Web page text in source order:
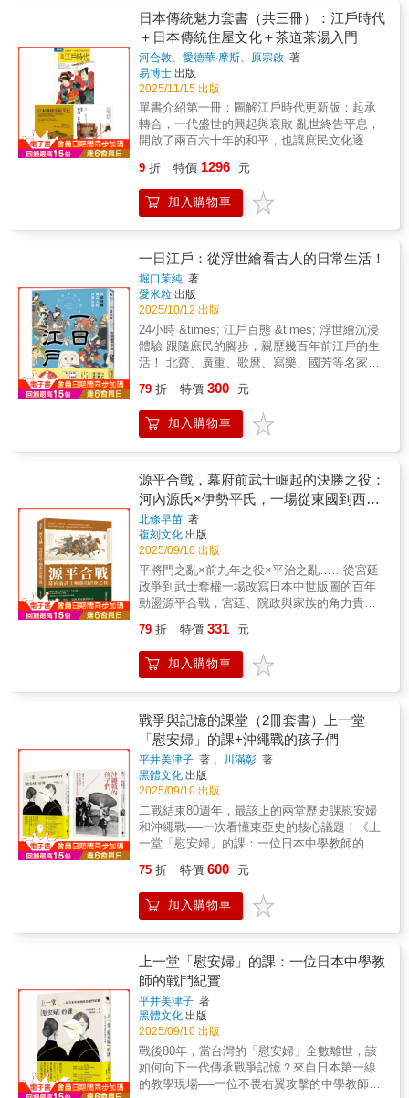
行的本真。【「當傳小習」的精神】如果你對
曖昧模糊的刻板印象感到疑惑，又或對徒具形
式的外在展現無法滿足，那麼就要從最根本的
理解著手。作者結合自身修行與教學經驗，將
古典劍術智慧轉化為當代語言，清楚呈現新當
流在現實生活中的應用價值。在日本傳統文化
中，「小習」一詞意指「入門教材」，含括所
需的先備知識與方法論，既能夠提供學習的架
構和步驟，也最能夠體現一門流儀的哲學起
點。而「當傳」一詞則表示，本書僅是一家之
立橫貫古今、恆常正確的論述。而是希望為當
代對日本劍術文化感興趣的人們，提供一本能
夠建立適切觀念的有用書籍，並期待邀請更多
對象】無論你是關注日本劍術、喜歡日本文
化、武術類哲學論述、茶道、禪修哲學，或尋
找內在秩序的現代人。【誠摯推薦】陸曼青︱
日本武術軼聞版主
懂圖表實例第一次穿越到日本戰國時代就上
手！ ►►►認識日本戰國，就從這本開始！
◄◄◄日本通譯案內士、日本戰國導遊月翔為
臺灣人量身打造的入門書。用膾炙人口的戰國
英雄故事作地基，大幅增補近年新說。帶你輕
鬆超越時空，重回數百年的英雄爭霸現場。吃
下這顆大補丸，對日本戰國時代的知識直追日
本高中生。★MIT臺灣製造的日本戰國入門書，
萬哏齊發，信手捻來！ ．聽過「樂市樂座」
關東名門陣線長達70年的大亂鬥，讓人直呼
「貴圈真亂」？．如果戰國時代有網軍的話，
秀吉一定是帶風向的高手！★踢爆戰國神話，
策」是明智光秀發動本能寺之變的最後一根稻
草？．為何民間盛傳「只有源氏才能擔任征夷
大將軍？」★2026年大河劇《豐臣兄弟！》提
前溫習，歷史背景大剖析★30+圖表，秒懂戰國
錯綜複雜的權力糾葛與恩怨情仇★量身打造6位
武將企業形象人物插畫，人物設定一目瞭然★
專業的日語戰國主題團導遊，引人入勝，帶你
穿越日本戰國本書特色 ★MIT臺灣製造的日
本戰國入門書，萬哏齊發，信手捻來！ ．
大財」之道！？ ．關東名門陣線長達70年
的大亂鬥，讓人直呼「貴圈真亂」？ ．如
果戰國時代有網軍的話，秀吉一定是帶風向的
你的認知 ．長篠之戰中的鐵砲三段射擊，
案情並不單純！？ ．「四國外交政策」與
本能寺之變的關聯性？ ．為何民間盛傳
「只有源氏才能擔任征夷大將軍？」
★2026年大河劇《豐臣兄弟！》提前溫習，歷
史背景大剖析 ★30+圖表，秒懂戰國錯綜複
雜的權力糾葛與恩怨情仇 ★量身打造6位武
將企業形象人物插畫，角色定位一目瞭然
你穿越日本戰國
抗到澈底覆滅，重新凝視這場結束戰國亂世的
最終決戰。一六一四年冬至一六一五年夏，日
本史上最大規模的攻城戰「大坂之陣」爆發。
作為豐臣政權最後的抵抗，大坂城內的年輕當
主豐臣秀賴與其母茶茶，在孤立無援的情況
下，仍與眾多死忠將士共赴存亡之戰。這場戰
爭不僅導致豐臣家族徹底覆滅，更波及數萬人
命運。無論是名將還是平民百姓，都難逃戰火
吞噬，留下血淚交織的歷史悲歌。然而，敗亡
並不意味著被遺忘。真田信繁、毛利勝永、明
江戶時代之後逐漸被塑造成反抗霸權、捨身就
義的英雄人物，象徵著日本文化中獨特的「判
官贔屓」——對敗者的同情與敬仰。本書不僅
何豐臣家自始至終陷於被動？德川家康為何要
等待十餘年才下定決心攻伐？茶茶與秀賴是否
真如傳聞般無能？本書以夾議夾敘的方式，既
從關原之戰後的局勢演變談起，梳理豐臣家如
何逐步走向覆亡，也深入檢視諸多流傳至今的
爭議問題——真田信繁在大坂之陣的真實表
現、片桐且元究竟是忠臣還是叛徒、毛利勝永
為豐臣家滅亡承擔責任。大坂之陣，不只是日
本戰國的終章，更是近世日本政治格局轉折的
重要分水嶺。透過本書，讀者將能重新審視這
的終結。
日本傳統魅力套書（共三冊）：江戶時代
＋日本傳統住屋文化＋茶道茶湯入門
河合敦、愛德華‧摩斯、原宗啟 著
易博士 出版
2025/11/15 出版
單書介紹第一冊：圖解江戶時代更新版：起承
轉合，一代盛世的興起與衰敗 亂世終告平息，
開啟了兩百六十年的和平，也讓庶民文化逐漸
的盛世、當今日本的前朝──江戶時代，在長達
兩百六十年的穩定統治下，不僅建立了當時人
口世界第一的大都市，因應局勢的政治改革、
先從「歷史發展」的角度切入，依循「開創、
承襲、改革、瓦解」的階段，帶領讀者了解江
戶時代如何在執政者的鐵腕下開展出繁榮穩定
的全盛時期，又如何陷入財政危機，在數次的
改革與黑船帶來的衝擊下，一步步走向動盪不
安的幕府末期。掌握整個時代的脈絡，再從
「社會體系」層面認識當時的社會結構與百姓
生活，完整而立體的呈現出江戶時代人們的生
活！ 第二冊：日本傳統住屋文化：明治初期建
周邊環境 總結日本西化前住屋建築的最後紀實
經典307張手繪圖、詳實記述，再現消逝的時
代 明治維新後日本歷經西化洗禮，一方面發展
成今日所見的高質量現代化社會，另一方面，
用心維護的傳統則日益精緻化。西化前，那些
從日本土地上一點一滴型塑而成的住屋文化，
猶如過去漫長歷史歲月中的時代總結，然後大
舉消逝、變形（融合），或者特殊化，不再是
生活日常。 一百五十年前，日本在美國人眼中
還是個貧窮的國度。木造、屋瓦、榻榻米、緣
廊、庭園、茶道、跪坐，看似質樸卻又在細微
處雕琢，對剎那殞落之美的追尋銘刻於工藝和
契。 本書作者以民族學研究方法，耗時三年的
田野調查，輔以栩栩如生的手繪圖，讓西化
前、明治初期建築風格和裝飾配置的獨特樣貌
的最後身影。專業推薦 (依姓氏筆劃排列)凌宗
魁 建築文資工作者徐裕健 建築博士／古蹟建
築師／華梵大學教授郭雅雯 安田女子大學建築
學系副教授 本書特色：作者用細膩生動的文字
敘述搭配猶如照片般真實的手繪圖，復刻出明
治初期日本的都市和鄉村的各種住宅類型及當
時工藝發展樣貌：【建築技術】屋頂、天花
板、隔間和牆壁、隔扇、紙拉門、大門等各式
類型和構造，精準解析其建築結構、工法、外
觀、機能。【空間配置】床之間的構成、榻榻
陽台等，呈現留白和彈性調整的空間配置手
法。【職人手法】木造建築的榫接手法、木材
紋理的拼接、工藝品的設計和雕刻技法，茶道
化生活】蠟燭與燭台、燈具、屏風、畫軸、門
扣、門簾、手洗缽、盆栽等小物，窺見當時不
同階層間的生活脈絡和搭配巧思。 第三冊：圖
解茶道‧茶湯入門 一位茶人得知來訪茶會的朋友
剛賞花歸來，由於不忍破壞朋友的美好感受，
於是撤去茶室中的插花擺飾……一方茶室一碗
茶，因為機緣不再，所以每一次都竭誠盡心。
也因為用心，使得人與人間的情意，昇華成了
9 折 特價 1296 元
加入購物車
一日江戶：從浮世繪看古人的日常生活！
堀口茉純 著
愛米粒 出版
2025/10/12 出版
24小時 &times; 江戶百態 &times; 浮世繪沉浸
體驗 跟隨庶民的腳步，親歷幾百年前江戶的生
活！ 北齋、廣重、歌麿、寫樂、國芳等名家浮
走過江戶人的一天。 你是否曾經好奇，江戶時
代的普通人，是怎麼過日子的？ 本書以「一天
24小時」為結構，結合近百幅浮世繪名作與考
他們也追星、學才藝、在意打扮、甚至講究工
作與生活的平衡&mdash;&mdash;種種細節，
和現代人並沒有那麼不同。 無論是清晨魚市、
午間活動，還是深夜湯屋、燈下花街，每一個
時段都有獨特的人物風景， 讀著讀著，就像真
的走進了250年前的江戶。 【一窺江戶的日
常】 你將看到這些真實又有趣的江戶日常： ‧
為什麼要把牙齒染黑呢？ 除了防止蛀牙，還有
象徵已婚女性的貞操。 ‧江戶人會追星嗎？ 從
歌舞伎演員、吉原花魁等，都有追隨者喔！ ‧晚
開始營業，一個月公休一個半天。 ‧歌舞伎演員
為什麼要畫「隈取」和把臉塗白等濃妝呢？ 為
了讓大家在昏暗的環境之下也能清楚分辨演
【走進江戶的方式】 ◆ 透過浮世繪名家一次看
懂 葛飾北齋、歌川廣重、喜多川歌麿、東洲齋
寫樂、歌川國芳、歌川豐國&hellip;&hellip;本書
網羅江戶重要的畫師作品，市井百態，盡收眼
底。 ◆ 趣味專欄 &times; 問答設計 「江戶生
活報」呈現當時的時尚潮流、出版盛況、戀愛
指南；「浮世生活放大鏡」聚焦畫中細節；QA
單元回答江戶生活大小疑問&mdash;&mdash;
本書特色 1.一天 24小時，從早到晚潛入江戶庶
戲泡澡、甚至是通宵的煙火活動──以「一天」
為軸線，重建江戶人真實生活的節奏與風景。
2.250年前的江戶生活，一張浮世繪勝過十萬字
嚴選近百幅經典浮世繪，從表情、服裝、動作
到背景小物，解說江戶市井文化，帶你看見浮
世繪裡的庶民智慧與幽默。 3.不是課本才會教
的江戶歷史，而是古人怎麼活著的「生活考察
圖鑑」 深入探索古人的吃穿住行，從澡堂規矩
到市場叫賣，從吉原潛規則到丑時參拜──有趣
又好玩，像在看「古裝版生活Vlog」。
79 折 特價 300 元
加入購物車
源平合戰，幕府前武士崛起的決勝之役：
河內源氏×伊勢平氏，一場從東國到西國
的勢力流動，重新分配權力與版圖，開啟
貴族衰退與武士崛起的歷史新局
北條早苗 著
複刻文化 出版
2025/09/10 出版
平將門之亂×前九年之役×平治之亂……從宮廷
政爭到武士奪權一場改寫日本中世版圖的百年
動盪源平合戰，宮廷、院政與家族的角力貴族
制度崩解】本書開篇即從日本平安時代的社會
與政治結構談起，透過對律令制度瓦解、班田
收授法失效、軍團制廢除等現象的分析，揭示
形同虛設，也為武士階層的崛起埋下伏筆。書
中特別強調「院政」與「攝關政治」的內耗如
何削弱天皇權威，使政權轉而依賴武力支撐，
為源平對立提供了歷史舞臺。【武士登場與群
雄並起】在社會結構劇烈變動之際，源氏與平
氏兩大家族逐漸展露頭角。本書以詳實生動的
筆觸描寫了承平．天慶之亂、平忠常之亂、前
九年與後三年之役等重要事件，並刻劃了如平
將門、藤原純友、源賴義、源義家等人物如何
藉由戰功建立聲望。作者亦關注各家族間的聯
理解武士如何從地方豪族轉變為左右政局的中
堅力量。【源平政治鬥爭與權力轉移】進入治
承．壽永內亂前夕，書中重點轉向平家掌權後
兩場代表性的政變，如何一步步推動武士從朝
廷邊緣走向政治核心。書中也描述源義朝父子
如何從被打壓中尋求反擊機會。特別值得注意
的是，作者對於後白河法皇與平清盛之間若即
若離、虛與實的政治角力，提供深入剖析，使
內亂的來龍去脈層層揭示、錯綜複雜卻脈絡分
明。【重新認識源平內亂與歷史敘事】本書檢
視傳統史書與軍記物語中對源平之爭的描繪，
79 折 特價 331 元
加入購物車
戰爭與記憶的課堂（2冊套書）上一堂
「慰安婦」的課+沖繩戰的孩子們
平井美津子 著 、 川滿彰 著
黑體文化 出版
2025/09/10 出版
二戰結束80週年，最該上的兩堂歷史課慰安婦
和沖繩戰──一次看懂東亞史的核心議題！《上
一堂「慰安婦」的課：一位日本中學教師的戰
離世，該如何向下一代傳承戰爭記憶？來自日
本第一線的教學現場──一位不畏右翼攻擊的中
學教師，逾20年教授「慰安婦」議題的戰鬥紀
後，日本有七家出版社在中學歷史教科書中載
入了「慰安婦」的敘述。然而，隨著右翼勢力
對教科書出版社的攻擊和施壓，至今僅剩兩家
教科書仍保留這段歷史，而在課堂上教導這個
議題的教師也寥寥無幾。 本書的作者平井
美津子是一個例外。她是大阪一所公立中學的
社會科老師，曾親赴韓國訪問年邁的「慰安
婦」、到沖繩聽取「姬百合學徒隊」倖存者的
證言，並將這些歷史化為教材，與學生共同思
75 折 特價 600 元
加入購物車
上一堂「慰安婦」的課：一位日本中學教
師的戰鬥紀實
平井美津子 著
黑體文化 出版
2025/09/10 出版
戰後80年，當台灣的「慰安婦」全數離世，該
如何向下一代傳承戰爭記憶？來自日本第一線
的教學現場──一位不畏右翼攻擊的中學教師，